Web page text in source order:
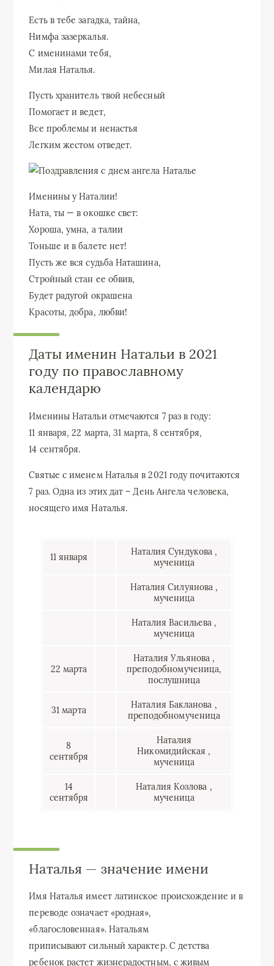
Есть в тебе загадка, тайна,
Нимфа зазеркалья.
С именинами тебя,
Милая Наталья.
Пусть хранитель твой небесный
Помогает и ведет,
Все проблемы и ненастья
Легким жестом отведет.
Именины у Наталии!
Ната, ты — в окошке свет:
Хороша, умна, а талии
Тоньше и в балете нет!
Пусть же вся судьба Наташина,
Стройный стан ее обвив,
Будет радугой окрашена
Красоты, добра, любви!
Даты именин Натальи в 2021
году по православному
календарю
Именины Натальи отмечаются 7 раз в году:
11 января,22 марта,31 марта, 8 сентября,
14 сентября.
Святые с именем Наталья в 2021 году почитаются
7 раз. Одна из этих дат – День Ангела человека,
носящего имя Наталья.
11 января Наталия Сундукова ,
мученица
Наталия Силуянова ,
мученица
Наталия Васильева ,
мученица
22 марта
Наталия Ульянова ,
преподобномученица,
послушница
31 марта Наталия Бакланова ,
преподобномученица
8
сентября
Наталия
Никомидийская ,
мученица
14
сентября
Наталия Козлова ,
мученица
Наталья — значение имени
Имя Наталья имеет латинское происхождение и в
переводе означает «родная»,
«благословенная». Натальям
приписывают сильный характер. С детства
ребенок растет жизнерадостным, с живым